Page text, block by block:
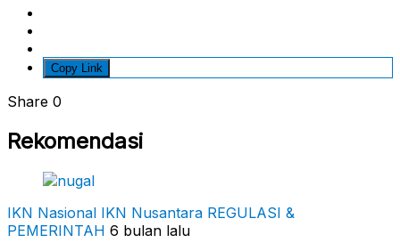
Copy Link
Share 0
Rekomendasi
IKN Nasional IKN Nusantara REGULASI &
PEMERINTAH 6 bulan lalu